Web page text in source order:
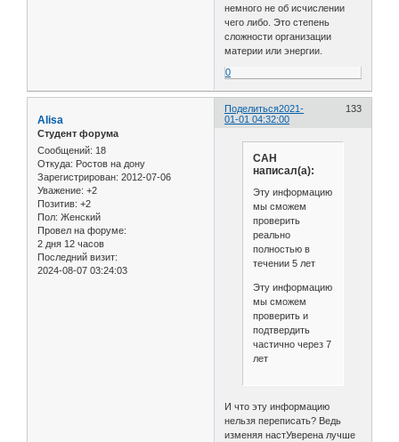
немного не об исчислении
чего либо. Это степень
сложности организации
материи или энергии.
0
Поделиться 133
2021-
01-01 04:32:00
Alisa
Студент форума
Сообщений: 18
Откуда: Ростов на дону
Зарегистрирован: 2012-07-06
Уважение: +2
Позитив: +2
Пол: Женский
Провел на форуме:
2 дня 12 часов
Последний визит:
2024-08-07 03:24:03
САН
написал(а):
Эту информацию
мы сможем
проверить
реально
полностью в
течении 5 лет
Эту информацию
мы сможем
проверить и
подтвердить
частично через 7
лет
И что эту информацию
нельзя переписать? Ведь
изменяя настУверена лучше